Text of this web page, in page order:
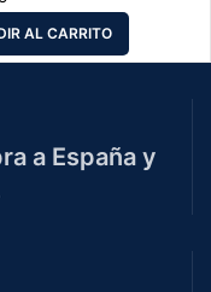
AL CARRITO
a España y